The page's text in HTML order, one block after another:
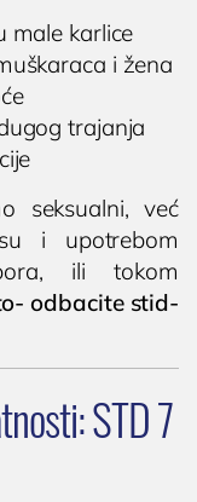
male karlice
i žena
trajanja
seksualni, već
i upotrebom
ili tokom
odbacite stid-
STD 7